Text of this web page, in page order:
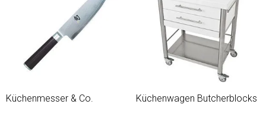
Küchenmesser & Co. Küchenwagen Butcherblocks